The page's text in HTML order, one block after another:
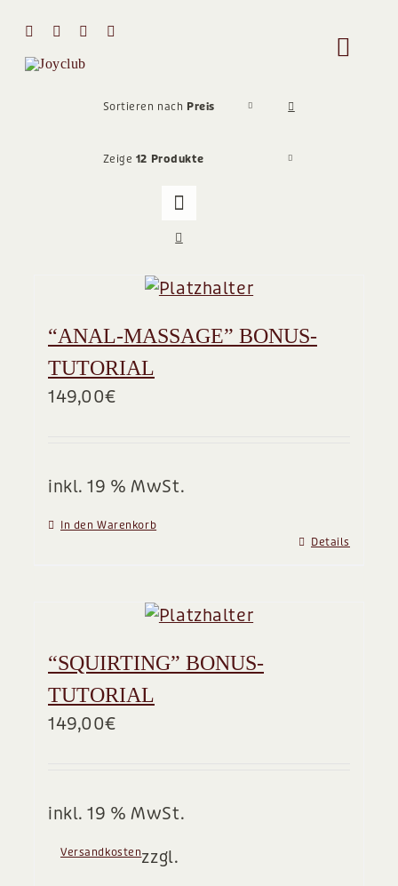
springen
Toggle
Sortieren nach Preis
Zeige 12 Produkte
“ANAL-MASSAGE” BONUS-
TUTORIAL
149,00€
inkl. 19 % MwSt.
In den Warenkorb
Details
“SQUIRTING” BONUS-
TUTORIAL
149,00€
inkl. 19 % MwSt.
zzgl.
Versandkosten